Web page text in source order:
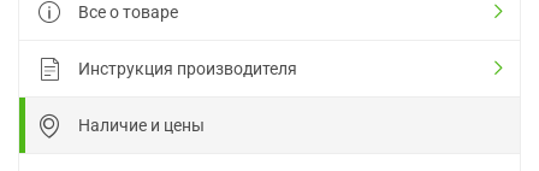
Все о товаре
Инструкция производителя
Наличие и цены